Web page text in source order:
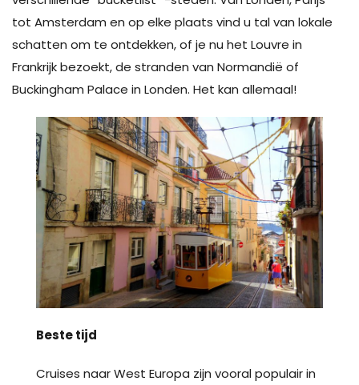
tot Amsterdam en op elke plaats vind u tal van lokale
schatten om te ontdekken, of je nu het Louvre in
Frankrijk bezoekt, de stranden van Normandië of
Buckingham Palace in Londen. Het kan allemaal!
Beste tijd
Cruises naar West Europa zijn vooral populair in